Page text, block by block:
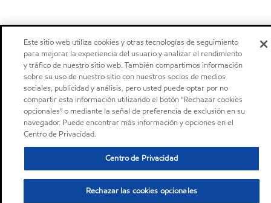
Este sitio web utiliza cookies y otras tecnologías de seguimiento
para mejorar la experiencia del usuario y analizar el rendimiento
y tráfico de nuestro sitio web. También compartimos información
sobre su uso de nuestro sitio con nuestros socios de medios
sociales, publicidad y análisis, pero usted puede optar por no
compartir esta información utilizando el botón "Rechazar cookies
opcionales" o mediante la señal de preferencia de exclusión en su
navegador. Puede encontrar más información y opciones en el
Centro de Privacidad.
Centro de Privacidad
Rechazar las cookies opcionales